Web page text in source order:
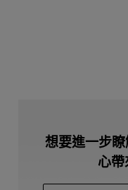
想要進一步
心